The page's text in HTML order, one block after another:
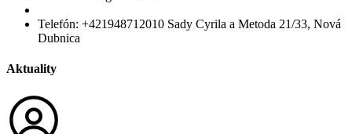
Telefón: +421948712010 Sady Cyrila a Metoda 21/33, Nová
Dubnica
Aktuality